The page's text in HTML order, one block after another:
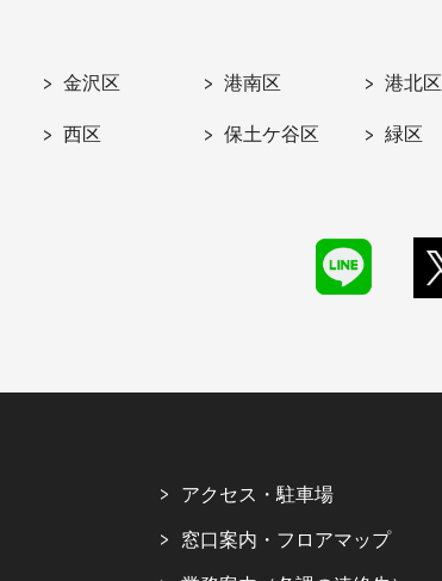
金沢区 港南区 港北区
西区 保土ケ谷区 緑区
アクセス・駐車場
窓口案内・フロアマップ